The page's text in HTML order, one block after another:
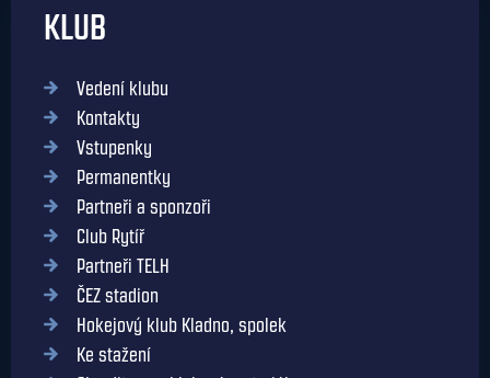
KLUB
Vedení klubu
Kontakty
Vstupenky
Permanentky
Partneři a sponzoři
Club Rytíř
Partneři TELH
ČEZ stadion
Hokejový klub Kladno, spolek
Ke stažení